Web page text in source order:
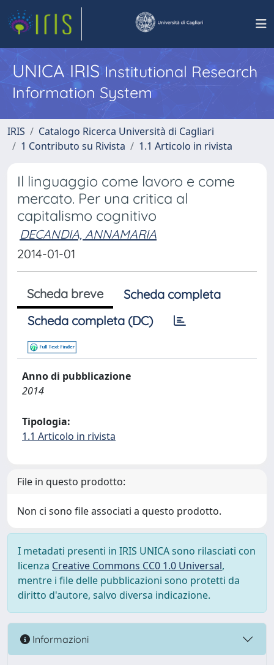
UNICA IRISInstitutional Research
Information System
IRIS
Catalogo Ricerca Università di Cagliari
1 Contributo su Rivista
1.1 Articolo in rivista
Il linguaggio come lavoro e come
mercato. Per una critica al
capitalismo cognitivo
DECANDIA, ANNAMARIA
2014-01-01
Scheda breve
Scheda completa
Scheda completa (DC)
Anno di pubblicazione
2014
Tipologia:
1.1 Articolo in rivista
File in questo prodotto:
Non ci sono file associati a questo prodotto.
I metadati presenti in IRIS UNICA sono rilasciati con
licenza Creative Commons CC0 1.0 Universal,
mentre i file delle pubblicazioni sono protetti da
diritto d'autore, salvo diversa indicazione.
Informazioni